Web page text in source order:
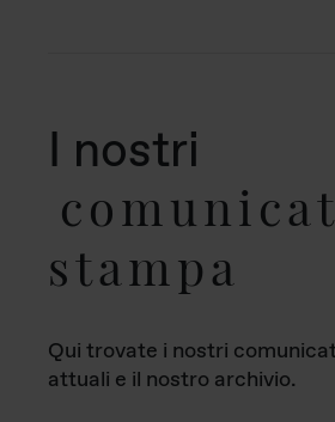
I nostri
stampa
Qui trovate i nostri
attuali e il nostro archivio.